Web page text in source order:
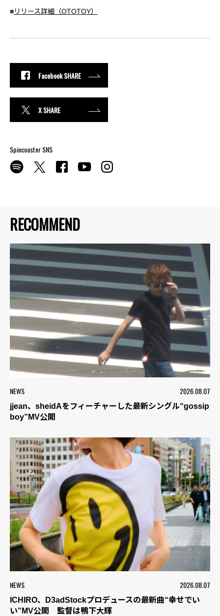
RECOMMEND
NEWS 2026.08.07
jjean、sheidAをフィーチャーした最新シングル“gossip
boy”MV公開
NEWS 2026.08.07
ICHIRO、D3adStockプロデュースの最新曲“幸せでい
い”MV公開 監督は鴨下大輝
■リリース詳細（OTOTOY）
Facebook SHARE
X SHARE
Spincoaster SNS